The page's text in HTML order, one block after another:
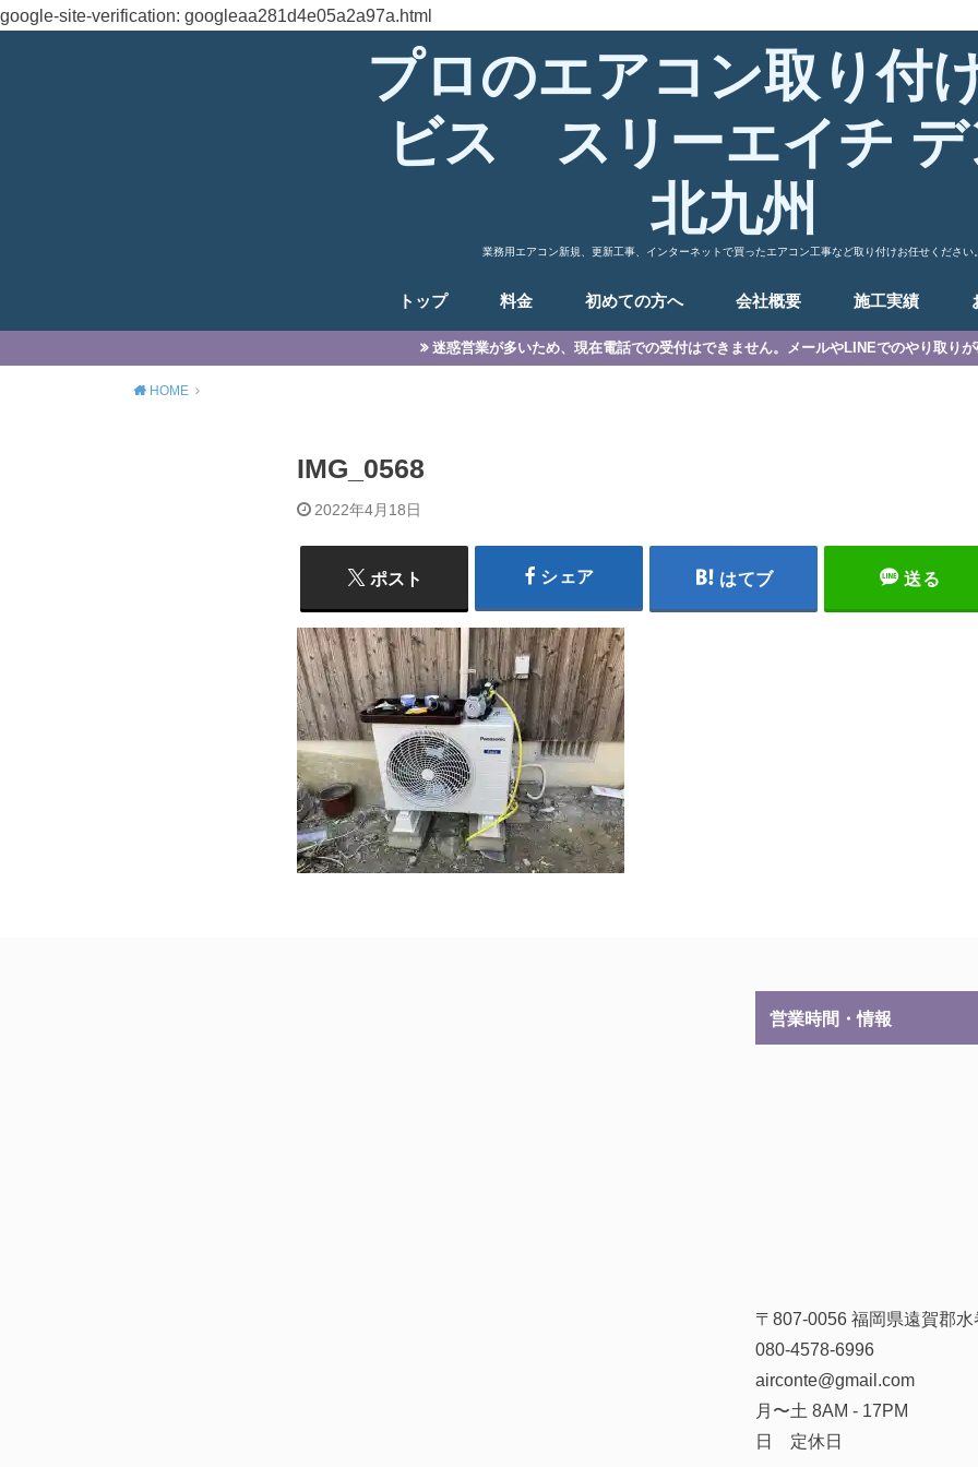
google-site-verification: googleaa281d4e05a2a97a.html
プロのエアコン取り付
ビス スリーエイチ デ
北九州
業務用エアコン新規、更新工事、インターネットで買ったエアコン工事など取り付けお任せください。
トップ 料金 初めての方へ 会社概要 施工実績
迷惑営業が多いため、現在電話での受付はできません。メールやLINEでのやり取りが
HOME
IMG_0568
2022年4月18日
ポスト シェア はてブ 送る
営業時間・情報
〒807-0056 福岡県遠賀郡
080-4578-6996
airconte@gmail.com
月〜土 8AM - 17PM
日 定休日